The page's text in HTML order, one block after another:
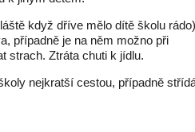
když dříve mělo dítě školu
případně je na něm možno při
strach. Ztráta chuti k jídlu.
nejkratší cestou, případně